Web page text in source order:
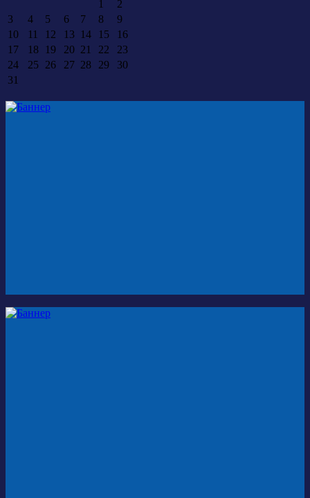
1
2
3
4 5 6 7 8
9
10
11 12 13 14 15
16
17
18 19 20 21 22
23
24
25 26 27 28 29
30
31